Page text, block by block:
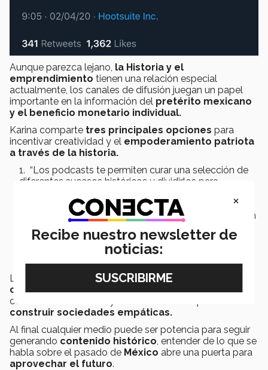
Aunque parezca lejano, la Historia y el
emprendimiento tienen una relación especial
actualmente, los canales de difusión juegan un papel
importante en la información del pretérito mexicano
y el beneficio monetario individual.
Karina comparte tres principales opciones para
incentivar creatividad y el empoderamiento patriota
a través de la historia.
“Los podcasts te permiten curar una selección de
diferentes sucesos históricos y dividirlos para
“Desde una cuenta de Instagram en la que a través
de imágenes cuentes una historia y utilices un caption
para informar, hasta una cuenta de Twitter donde
postees la vida de un personaje relevante”
“En Tumblr puedes crear contenidos cortos y
La
Historia es tan relevante como cualquier
ciencia formal
conciencia del mundo y de los mexicanos para
construir sociedades empáticas.
Al final cualquier medio puede ser potencia para seguir
generando contenido histórico , entender de lo que se
habla sobre el pasado de México abre una puerta para
aprovechar el futuro.
×
Recibe nuestro newsletter de
noticias: